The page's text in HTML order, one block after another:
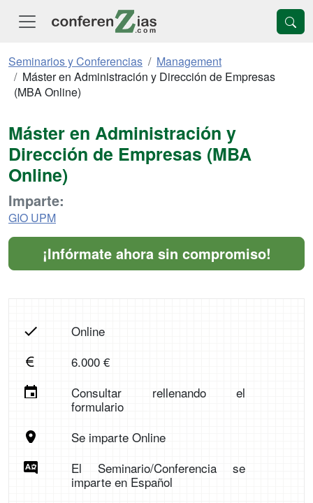
Seminarios y Conferencias
Management
Máster en Administración y Dirección de Empresas
(MBA Online)
Máster en Administración y
Dirección de Empresas (MBA
Online)
Imparte:
GIO UPM
¡Infórmate ahora sin compromiso!
Online
6.000 €
Consultar rellenando el
formulario
Se imparte Online
El Seminario/Conferencia se
imparte en Español